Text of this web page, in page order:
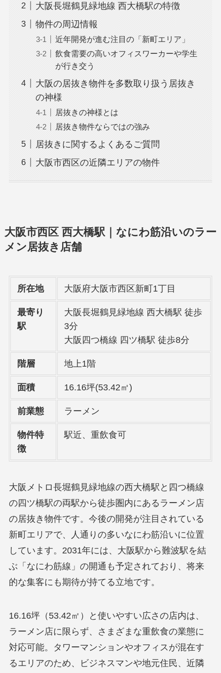
大阪長堀鶴見緑地線 西大橋駅の特徴
物件の周辺情報
近年開発が進む注目の「新町エリア」
飲食需要の高いオフィスワーカーや学生
が行き交う
大阪の居抜き物件を多数取り扱う居抜き
の神様
居抜きの神様とは
居抜き物件ならではの強み
居抜きに関するよくあるご質問
大阪市西区の近隣エリアの物件
大阪市西区 西大橋駅｜なにわ筋沿いのラー
メン居抜き店舗
所在地 大阪府大阪市西区新町1丁目
最寄り
駅
大阪長堀鶴見緑地線 西大橋駅 徒歩
3分
大阪四つ橋線 四ツ橋駅 徒歩8分
階層 地上1階
面積 16.16坪(53.42㎡)
前業態 ラーメン
物件特
徴
駅近、重飲食可
大阪メトロ長堀鶴見緑地線の西大橋駅と四つ橋線
の四ツ橋駅の両駅から徒歩圏内にあるラーメン店
の居抜き物件です。今後の開発が注目されている
新町エリアで、人通りの多いなにわ筋沿いに位置
しています。2031年には、大阪駅から難波駅を結
ぶ「なにわ筋線」の開通も予定されており、将来
的な集客にも期待が持てる立地です。
16.16坪（53.42㎡）と使いやすい広さの店内は、
ラーメン店に限らず、さまざまな重飲食の業態に
対応可能。タワーマンションやオフィスが混在す
るエリアのため、ビジネスマンや地元住民、近隣